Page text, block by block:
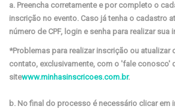
a. Preencha corretamente e por completo o
inscrição no evento. Caso já tenha o cadastro
número de CPF, login e senha para realizar sua
*Problemas para realizar inscrição ou atualizar
contato, exclusivamente, com o 'fale conosco'
sitewww.minhasinscricoes.com.br.
b. No final do processo é necessário clicar em